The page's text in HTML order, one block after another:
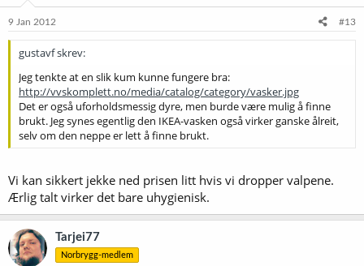
9 Jan 2012 #13
gustavf skrev:
Jeg tenkte at en slik kum kunne fungere bra:
http://vvskomplett.no/media/catalog/category/vasker.jpg
Det er også uforholdsmessig dyre, men burde være mulig å finne
brukt. Jeg synes egentlig den IKEA-vasken også virker ganske ålreit,
selv om den neppe er lett å finne brukt.
Vi kan sikkert jekke ned prisen litt hvis vi dropper valpene.
Ærlig talt virker det bare uhygienisk.
Tarjei77
Norbrygg-medlem